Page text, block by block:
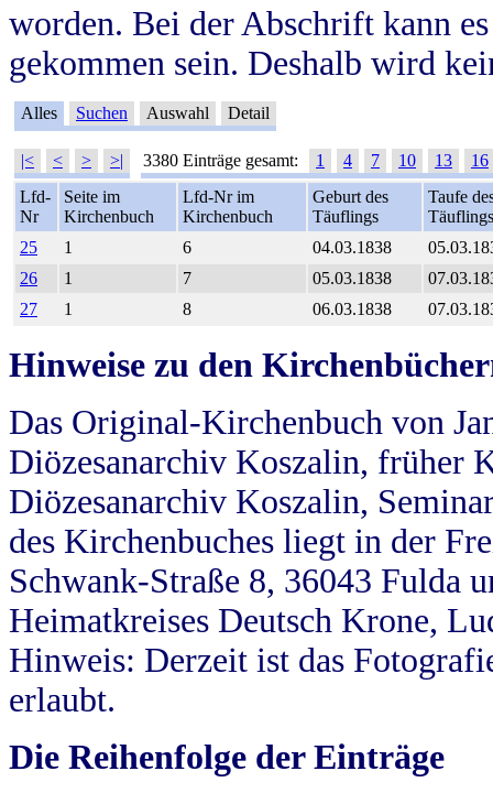
worden. Bei der Abschrift kann
gekommen sein. Deshalb wird
Alles Suchen Auswahl Detail
|< < > >| 3380 Einträge gesamt: 1 4 7 10 13
16
Lfd-
Nr
Seite im
Kirchenbuch
Lfd-Nr im
Kirchenbuch
Geburt des
Täuflings
Taufe
Täuflings
25
1 6 04.03.1838
26
1 7 05.03.1838
27
1 8 06.03.1838
Hinweise zu den
Das Original-Kirchenbuch von
Diözesanarchiv Koszalin, früher
Diözesanarchiv Koszalin,
des Kirchenbuches liegt in der
Schwank-Straße 8, 36043 Fulda
Heimatkreises Deutsch Krone,
Hinweis: Derzeit ist das
erlaubt.
Die Reihenfolge der Einträge